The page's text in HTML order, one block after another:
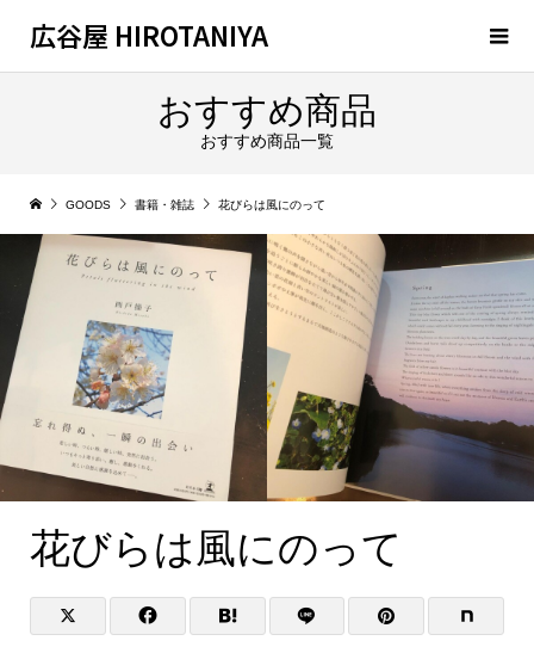
広谷屋 HIROTANIYA
おすすめ商品
おすすめ商品一覧
GOODS 書籍・雑誌 花びらは風にのって
花びらは風にのって 花びらは風にのって
花びらは風にのって